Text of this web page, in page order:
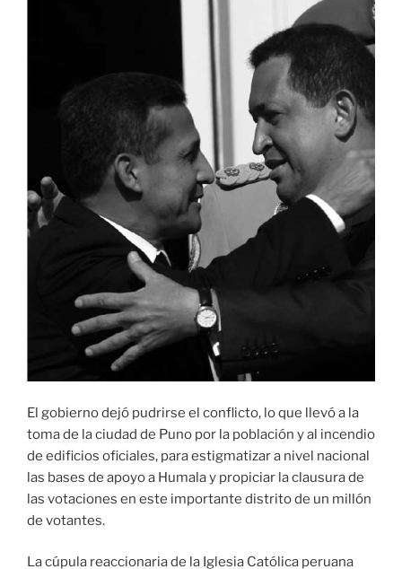
El gobierno dejó pudrirse el conflicto, lo que llevó a la
toma de la ciudad de Puno por la población y al incendio
de edificios oficiales, para estigmatizar a nivel nacional
las bases de apoyo a Humala y propiciar la clausura de
las votaciones en este importante distrito de un millón
de votantes.
La cúpula reaccionaria de la Iglesia Católica peruana